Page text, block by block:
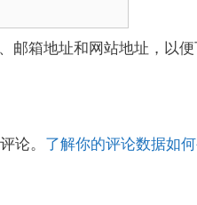
邮箱地址和网站地址，以便
论。 了解你的评论数据如